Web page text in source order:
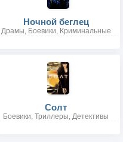
Ночной беглец
Драмы, Боевики, Криминальные
Солт
Боевики, Триллеры, Детективы